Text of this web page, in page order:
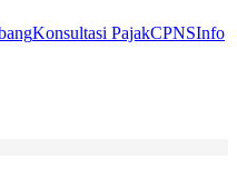
Konsultasi PajakCPNSInfo